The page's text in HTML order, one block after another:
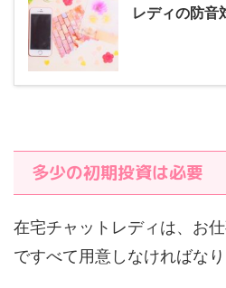
レディの防音
多少の初期投資は必要
在宅チャットレディは、お
ですべて用意しなければなり